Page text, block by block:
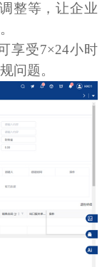
整等，让企业
享受7×24小时
问题。